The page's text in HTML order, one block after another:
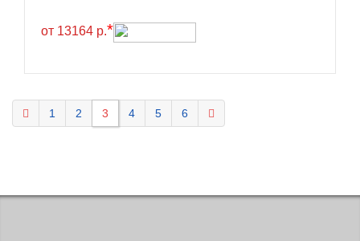
от 13164 р.*
1 2 3 4 5 6